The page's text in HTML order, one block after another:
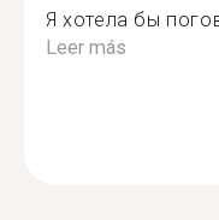
Я хотела бы
Leer más